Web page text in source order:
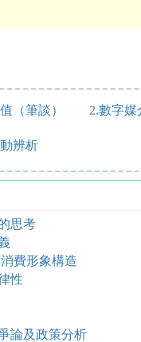
值（筆談） 2.數字媒
辨析
思考
費形象構造
性
論及政策分析